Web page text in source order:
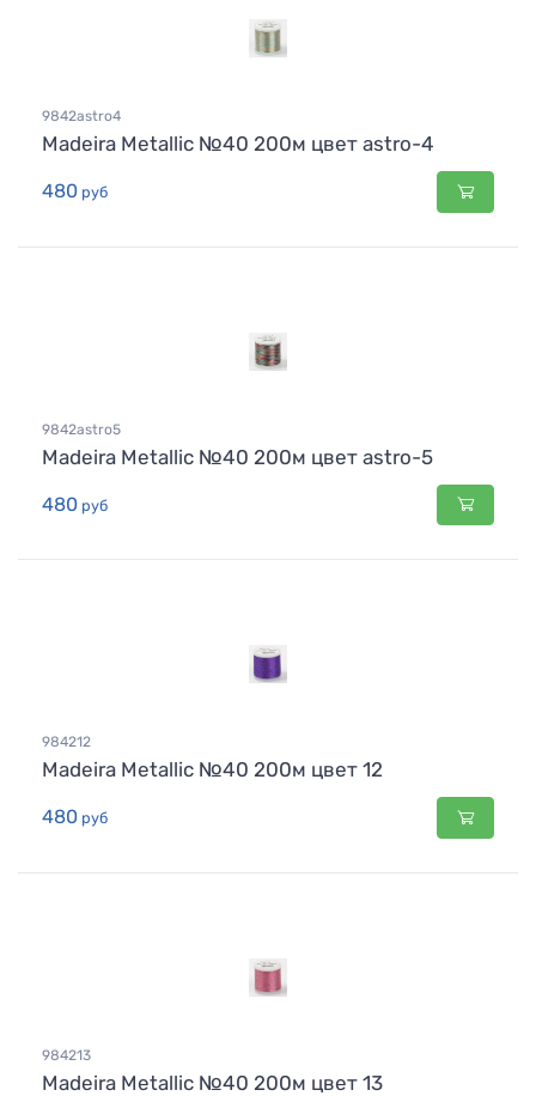
9842astro4
Madeira Metallic №40 200м цвет astro-4
480 руб
9842astro5
Madeira Metallic №40 200м цвет astro-5
480 руб
984212
Madeira Metallic №40 200м цвет 12
480 руб
984213
Madeira Metallic №40 200м цвет 13